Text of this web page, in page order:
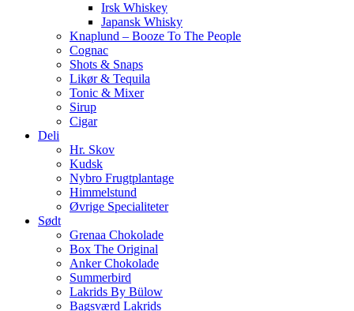
Irsk Whiskey
Japansk Whisky
Knaplund – Booze To The People
Cognac
Shots & Snaps
Likør & Tequila
Tonic & Mixer
Sirup
Cigar
Deli
Hr. Skov
Kudsk
Nybro Frugtplantage
Himmelstund
Øvrige Specialiteter
Sødt
Grenaa Chokolade
Box The Original
Anker Chokolade
Summerbird
Lakrids By Bülow
Bagsværd Lakrids